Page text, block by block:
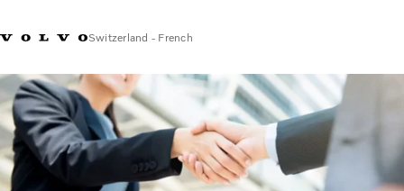
Switzerland - French
Contact usMy Account